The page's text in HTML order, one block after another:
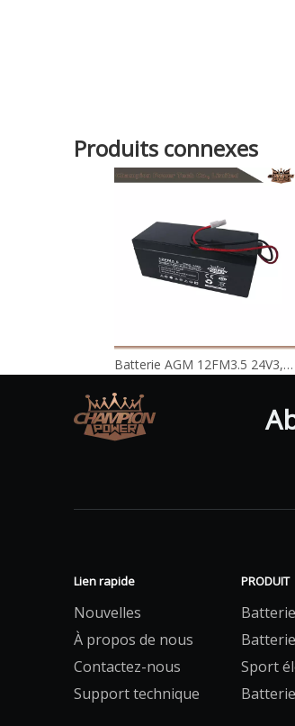
Produits connexes
Batterie AGM 12FM3.5 24V3,5AH
Lien rapide
Nouvelles
À propos de nous
Contactez-nous
Support technique
PRODUIT
Sport